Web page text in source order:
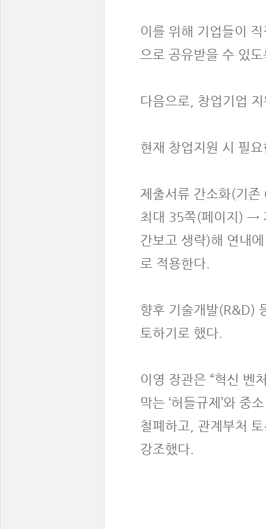
이를 위해 기업들이
으로 공유받을 수 있
다음으로, 창업기업
현재 창업지원 시 필
제출서류 간소화(기
최대 35쪽(페이지) →
간보고 생략)해 연내
로 적용한다.
향후 기술개발(R&D)
토하기로 했다.
이영 장관은 “혁신 벤
막는 ‘허들규제’와 중
철폐하고, 관계부처
강조했다.